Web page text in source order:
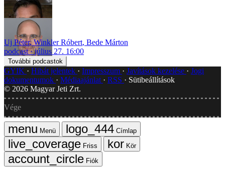
Uj Péter,Winkler Róbert, Bede Márton
podcast
július 27. 16:00
További podcastok
GYIK Hibát jelentek Impresszum Javítások kezelése
Jogi
dokumentumok
Médiaajánlat RSS
Sütibeállítások
© 2026 Magyar Jeti Zrt.
Vége
Menü
Címlap
Friss
Kör
Fiók